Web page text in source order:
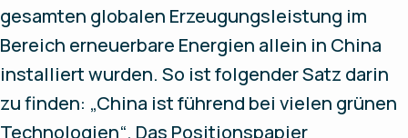
gesamten globalen Erzeugungsleistung im
Bereich erneuerbare Energien allein in China
installiert wurden. So ist folgender Satz darin
zu finden: „China ist führend bei vielen grünen
Technologien“. Das Positionspapier